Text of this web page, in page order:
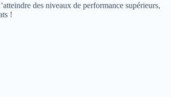
des niveaux de performance supérieurs,
!